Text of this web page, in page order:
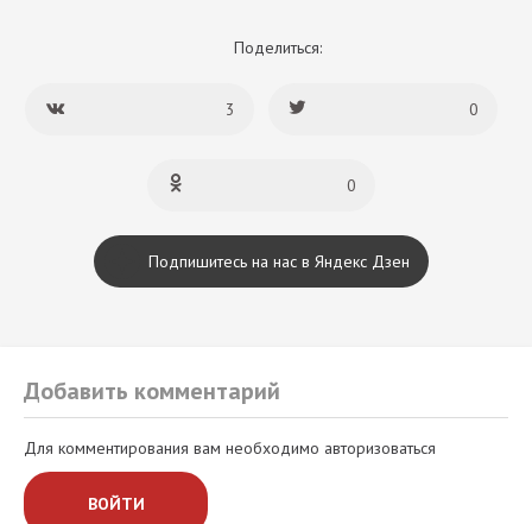
Поделиться:
3 0
0
Подпишитесь на нас в Яндекс Дзен
Добавить комментарий
Для комментирования вам необходимо авторизоваться
ВОЙТИ